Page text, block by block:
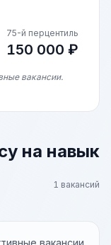
75-й перцентиль
150 000 ₽
вакансии.
на навык
1 вакансий
вакансии